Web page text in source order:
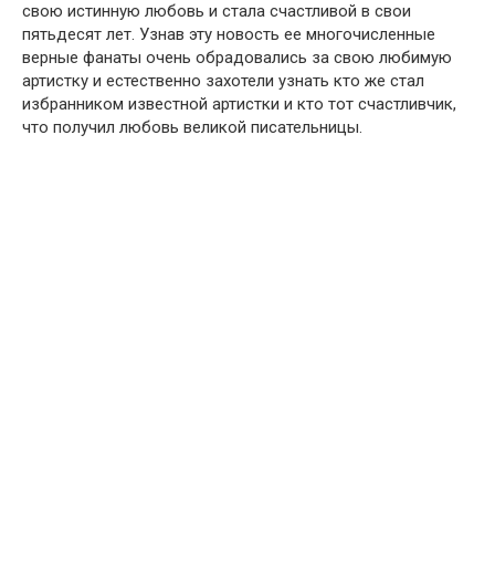
свою истинную любовь и стала счастливой в свои
пятьдесят лет. Узнав эту новость ее многочисленные
верные фанаты очень обрадовались за свою любимую
артистку и естественно захотели узнать кто же стал
избранником известной артистки и кто тот счастливчик,
что получил любовь великой писательницы.